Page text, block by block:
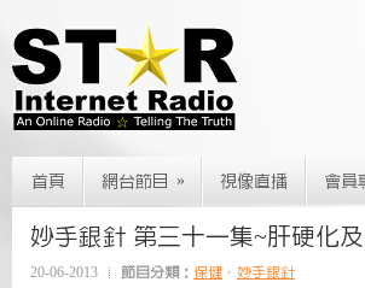
首頁 網台節目 » 視像直播 會員
妙手銀針 第三十一集~肝硬化
20-06-2013 節目分類： 保健 、 妙手銀針